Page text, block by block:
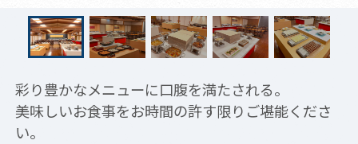
彩り豊かなメニューに口腹を満たされる。
美味しいお食事をお時間の許す限りご堪能くださ
い。